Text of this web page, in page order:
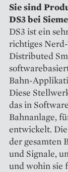
Sie sind
DS3 bei
DS3 ist ein
richtiges
Distributed
Bahn-
Diese
das in
Bahnanlage,
entwickelt.
der gesamten
und Signale,
und wohin sie